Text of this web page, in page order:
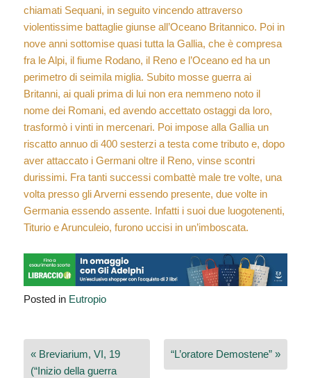
chiamati Sequani, in seguito vincendo attraverso
violentissime battaglie giunse all’Oceano Britannico. Poi in
nove anni sottomise quasi tutta la Gallia, che è compresa
fra le Alpi, il fiume Rodano, il Reno e l’Oceano ed ha un
perimetro di seimila miglia. Subito mosse guerra ai
Britanni, ai quali prima di lui non era nemmeno noto il
nome dei Romani, ed avendo accettato ostaggi da loro,
trasformò i vinti in mercenari. Poi impose alla Gallia un
riscatto annuo di 400 sesterzi a testa come tributo e, dopo
aver attaccato i Germani oltre il Reno, vinse scontri
durissimi. Fra tanti successi combattè male tre volte, una
volta presso gli Arverni essendo presente, due volte in
Germania essendo assente. Infatti i suoi due luogotenenti,
Titurio e Arunculeio, furono uccisi in un’imboscata.
Posted in Eutropio
Navigazione
articoli
« Breviarium, VI, 19
(“Inizio della guerra
“L’oratore Demostene” »